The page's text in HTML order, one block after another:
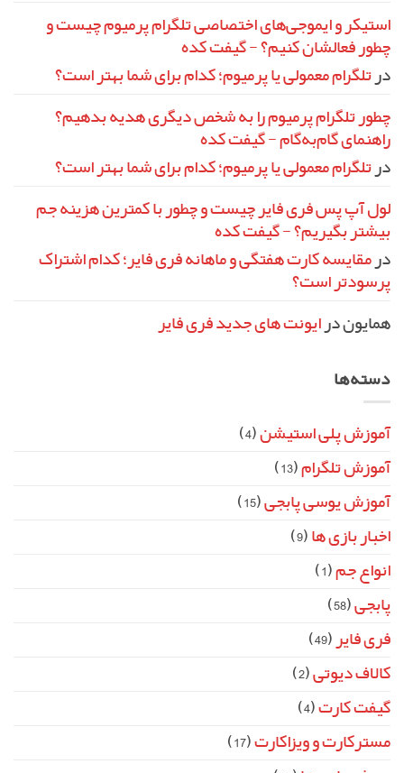
استیکر و ایموجی‌های اختصاصی تلگرام پرمیوم چیست و
چطور فعالشان کنیم؟ - گیفت کده
در تلگرام معمولی یا پرمیوم؛ کدام برای شما بهتر است؟
چطور تلگرام پرمیوم را به شخص دیگری هدیه بدهیم؟
راهنمای گام‌به‌گام - گیفت کده
در تلگرام معمولی یا پرمیوم؛ کدام برای شما بهتر است؟
لول آپ پس فری فایر چیست و چطور با کمترین هزینه جم
بیشتر بگیریم؟ - گیفت کده
در مقایسه کارت هفتگی و ماهانه فری فایر؛ کدام اشتراک
پرسودتر است؟
همایوندر ایونت‌ های جدید فری فایر
دسته‌ها
آموزش پلی استیشن(4)
آموزش تلگرام(13)
آموزش یوسی پابجی(15)
اخبار بازی ها(9)
انواع جم(1)
پابجی(58)
فری فایر(49)
کالاف دیوتی(2)
گیفت کارت(4)
مسترکارت و ویزاکارت(17)